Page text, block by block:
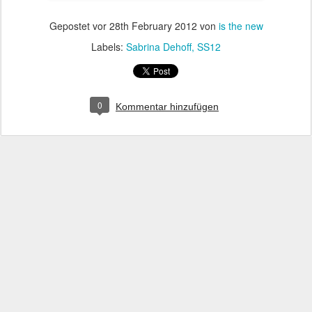
Gepostet vor 28th February 2012 von is the new
Labels: Sabrina Dehoff SS12
0 Kommentar hinzufügen